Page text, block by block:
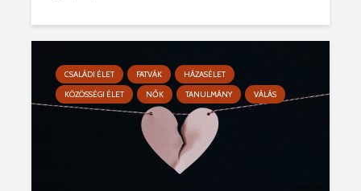
CSALÁDI ÉLET FATVÁK
HÁZASÉLET
KÖZÖSSÉGI ÉLET
NŐK TANULMÁNY VÁLÁS